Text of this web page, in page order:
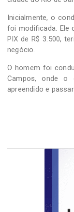
Inicialmente, o
foi modificada. Ele
PIX de R$ 3.500,
negócio.
O homem foi
Campos, onde o
apreendido e